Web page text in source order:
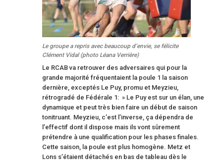
Le groupe a repris avec beaucoup d’envie, se félicite
Clément Vidal (photo Léana Verrière)
Le RCAB va retrouver des adversaires qui pour la
grande majorité fréquentaient la poule 1 la saison
dernière, exceptés Le Puy, promu et Meyzieu,
rétrogradé de Fédérale 1: » Le Puy est sur un élan, une
dynamique et peut très bien faire un début de saison
tonitruant. Meyzieu, c’est l’inverse, ça dépendra de
l’effectif dont il dispose mais ils vont sûrement
prétendre à une qualification pour les phases finales.
Cette saison, la poule est plus homogène. Metz et
Lons s’étaient détachés en bas de tableau dès le